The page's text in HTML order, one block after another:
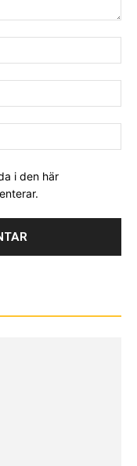
i den här